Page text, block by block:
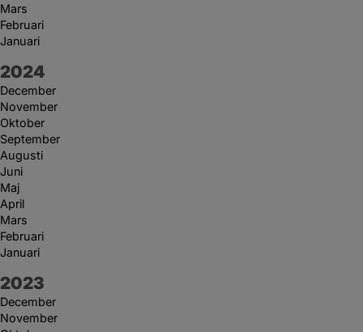
Mars
Februari
Januari
År:
2024
December
November
Oktober
September
Augusti
Juni
Maj
April
Mars
Februari
Januari
År:
2023
December
November